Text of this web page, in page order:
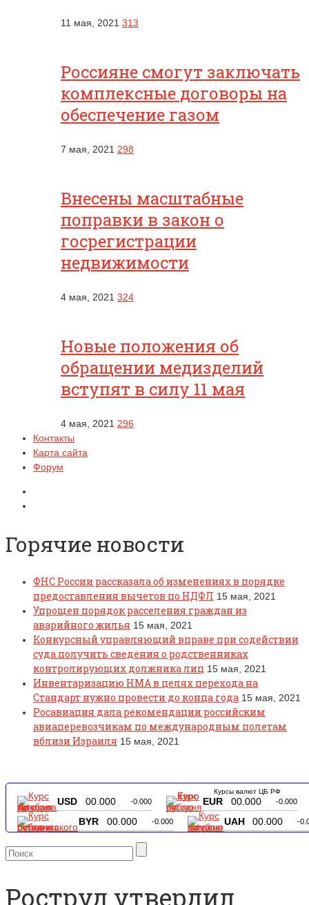
11 мая, 2021 313
Россияне смогут заключать
комплексные договоры на
обеспечение газом
7 мая, 2021 298
Внесены масштабные
поправки в закон о
госрегистрации
недвижимости
4 мая, 2021 324
Новые положения об
обращении медизделий
вступят в силу 11 мая
4 мая, 2021 296
Контакты
Карта сайта
Форум
Горячие новости
ФНС России рассказала об изменениях в порядке
предоставления вычетов по НДФЛ 15 мая, 2021
Упрощен порядок расселения граждан из
аварийного жилья 15 мая, 2021
Конкурсный управляющий вправе при содействии
суда получить сведения о родственниках
контролирующих должника лиц 15 мая, 2021
Инвентаризацию НМА в целях перехода на
Стандарт нужно провести до конца года 15 мая, 2021
Росавиация дала рекомендации российским
авиаперевозчикам по международным полетам
вблизи Израиля 15 мая, 2021
Курсы валют ЦБ РФ
USD 00.000 -0.000 EUR 00.000 -0.000
BYR 00.000 -0.000 UAH 00.000 -
Роструд утвердил